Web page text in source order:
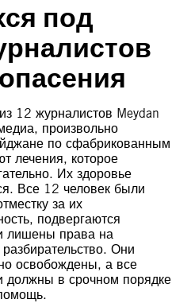
под
12 журналистов Meydan
произвольно
по сфабрикованным
лечения, которое
Их здоровье
Все 12 человек были
за их
подвергаются
лишены права на
Они
освобождены, а все
должны в срочном порядке